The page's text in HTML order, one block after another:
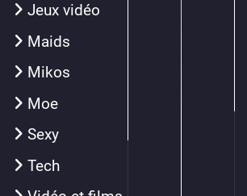
Jeux vidéo
Maids
Mikos
Moe
Sexy
Tech